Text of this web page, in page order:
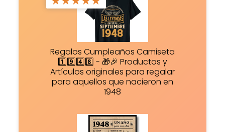
Regalos Cumpleaños Camiseta
1️⃣9️⃣4️⃣8️⃣ - 🎁🎉 Productos y
Artículos originales para regalar
para aquellos que nacieron en
1948